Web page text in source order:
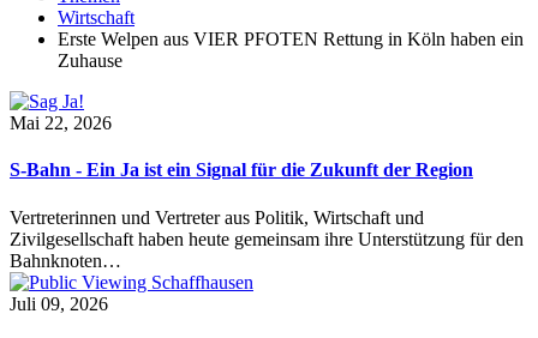
Wirtschaft
Erste Welpen aus VIER PFOTEN Rettung in Köln haben ein
Zuhause
Mai 22, 2026
S-Bahn - Ein Ja ist ein Signal für die Zukunft der Region
Vertreterinnen und Vertreter aus Politik, Wirtschaft und
Zivilgesellschaft haben heute gemeinsam ihre Unterstützung für den
Bahnknoten…
Juli 09, 2026